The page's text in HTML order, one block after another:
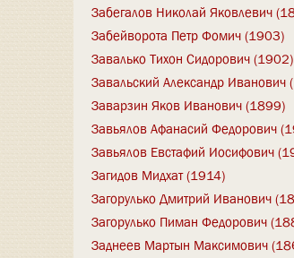
Забегалов Николай Яковлевич
Забейворота Петр Фомич (1903)
Завалько Тихон Сидорович (1902)
Завальский Александр Иванович
Заварзин Яков Иванович (1899)
Завьялов Афанасий Федорович
Завьялов Евстафий Иосифович
Загидов Мидхат (1914)
Загорулько Дмитрий Иванович
Загорулько Пиман Федорович
Заднеев Мартын Максимович